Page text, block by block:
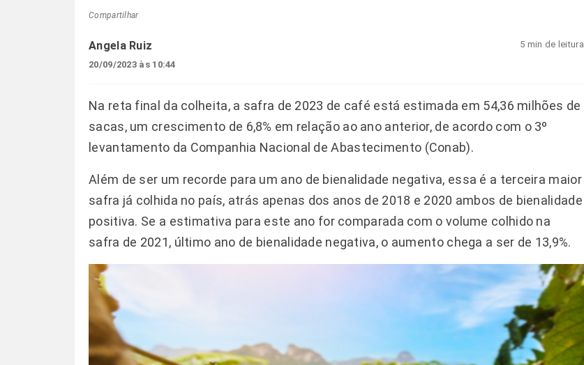
Compartilhar
Angela Ruiz
20/09/2023 às 10:44
5 min de leitura
Na reta final da colheita, a safra de 2023 de café está estimada em 54,36 milhões de
sacas, um crescimento de 6,8% em relação ao ano anterior, de acordo com o 3º
levantamento da Companhia Nacional de Abastecimento (Conab).
Além de ser um recorde para um ano de bienalidade negativa, essa é a terceira maior
safra já colhida no país, atrás apenas dos anos de 2018 e 2020 ambos de bienalidade
positiva. Se a estimativa para este ano for comparada com o volume colhido na
safra de 2021, último ano de bienalidade negativa, o aumento chega a ser de 13,9%.